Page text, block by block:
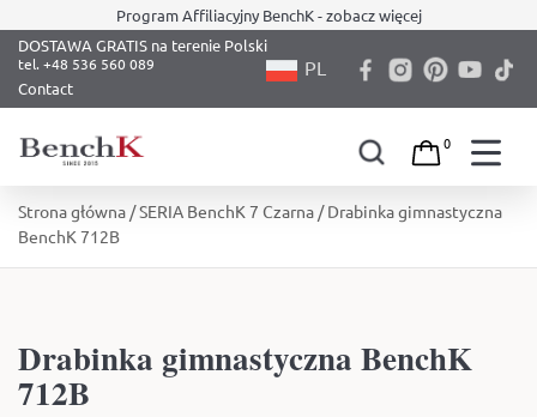
content
Program Affiliacyjny BenchK - zobacz więcej
DOSTAWA GRATIS na terenie Polski
Contact
PL
0
Strona główna /SERIA BenchK 7 Czarna / Drabinka gimnastyczna
BenchK 712B
Drabinka gimnastyczna BenchK
712B